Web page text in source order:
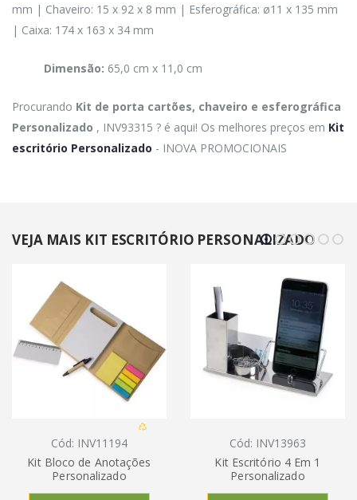
mm | Chaveiro: 15 x 92 x 8 mm | Esferográfica: ø11 x 135 mm
| Caixa: 174 x 163 x 34 mm
Dimensão: 65,0 cm x 11,0 cm
Procurando Kit de porta cartões, chaveiro e esferográfica
Personalizado , INV93315 ? é aqui! Os melhores preços em Kit
escritório Personalizado - INOVA PROMOCIONAIS
VEJA MAIS KIT ESCRITÓRIO PERSONALIZADO
Cód: INV11194
Kit Bloco de Anotações
Personalizado
Cód: INV13963
Kit Escritório 4 Em 1
Personalizado